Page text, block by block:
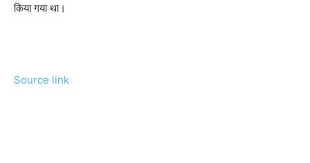
किया गया था।
Source link